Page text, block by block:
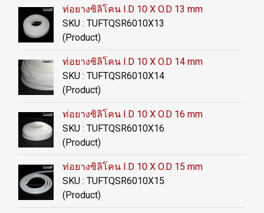
ท่อยางซิลิโคน I.D 10 X O.D 13 mm
SKU : TUFTQSR6010X13
(Product)
ท่อยางซิลิโคน I.D 10 X O.D 14 mm
SKU : TUFTQSR6010X14
(Product)
ท่อยางซิลิโคน I.D 10 X O.D 16 mm
SKU : TUFTQSR6010X16
(Product)
ท่อยางซิลิโคน I.D 10 X O.D 15 mm
SKU : TUFTQSR6010X15
(Product)